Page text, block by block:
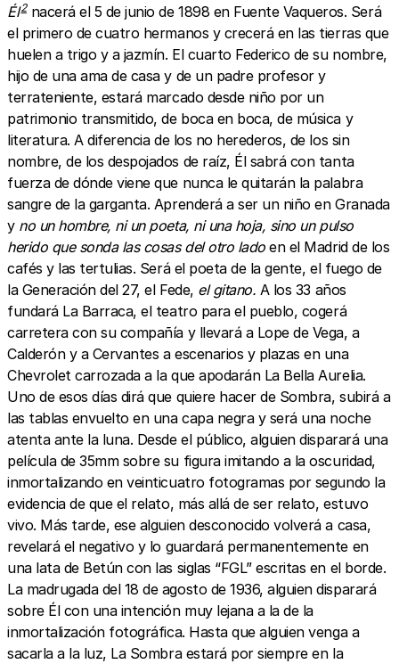
Él2 nacerá el 5 de junio de 1898 en Fuente Vaqueros. Será
el primero de cuatro hermanos y crecerá en las tierras que
huelen a trigo y a jazmín. El cuarto Federico de su nombre,
hijo de una ama de casa y de un padre profesor y
terrateniente, estará marcado desde niño por un
patrimonio transmitido, de boca en boca, de música y
literatura. A diferencia de los no herederos, de los sin
nombre, de los despojados de raíz, Él sabrá con tanta
fuerza de dónde viene que nunca le quitarán la palabra
sangre de la garganta. Aprenderá a ser un niño en Granada
y no un hombre, ni un poeta, ni una hoja, sino un pulso
herido que sonda las cosas del otro ladoen el Madrid de los
cafés y las tertulias. Será el poeta de la gente, el fuego de
la Generación del 27, el Fede, el gitano. A los 33 años
fundará La Barraca, el teatro para el pueblo, cogerá
carretera con su compañía y llevará a Lope de Vega, a
Calderón y a Cervantes a escenarios y plazas en una
Chevrolet carrozada a la que apodarán La Bella Aurelia.
Uno de esos días dirá que quiere hacer de Sombra, subirá a
las tablas envuelto en una capa negra y será una noche
atenta ante la luna. Desde el público, alguien disparará una
película de 35mm sobre su figura imitando a la oscuridad,
inmortalizando en veinticuatro fotogramas por segundo la
evidencia de que el relato, más allá de ser relato, estuvo
vivo. Más tarde, ese alguien desconocido volverá a casa,
revelará el negativo y lo guardará permanentemente en
una lata de Betún con las siglas “FGL” escritas en el borde.
La madrugada del 18 de agosto de 1936, alguien disparará
sobre Él con una intención muy lejana a la de la
inmortalización fotográfica. Hasta que alguien venga a
sacarla a la luz, La Sombra estará por siempre en la